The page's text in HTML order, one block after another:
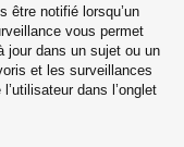
être notifié lorsqu’un
vous permet
jour dans un sujet ou un
et les surveillances
dans l’onglet